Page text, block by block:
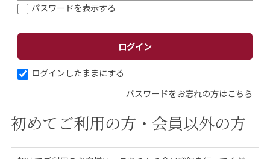
ギフトサービス
について
お問い合わせ
0120-12-2486
パスワードを表示する
ログインしたままにする
パスワードをお忘れの方はこちら
初めてご利用の方・会員以外の方